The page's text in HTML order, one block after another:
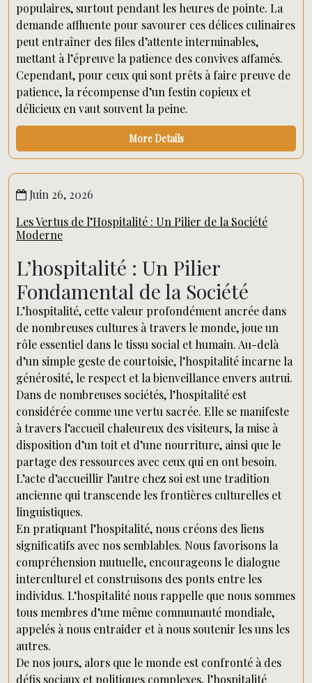
populaires, surtout pendant les heures de pointe. La
demande affluente pour savourer ces délices culinaires
peut entraîner des files d’attente interminables,
mettant à l’épreuve la patience des convives affamés.
Cependant, pour ceux qui sont prêts à faire preuve de
patience, la récompense d’un festin copieux et
délicieux en vaut souvent la peine.
More Details
Juin 26, 2026
Les Vertus de l’Hospitalité : Un Pilier de la Société
Moderne
L’hospitalité : Un Pilier
Fondamental de la Société
L’hospitalité, cette valeur profondément ancrée dans
de nombreuses cultures à travers le monde, joue un
rôle essentiel dans le tissu social et humain. Au-delà
d’un simple geste de courtoisie, l’hospitalité incarne la
générosité, le respect et la bienveillance envers autrui.
Dans de nombreuses sociétés, l’hospitalité est
considérée comme une vertu sacrée. Elle se manifeste
à travers l’accueil chaleureux des visiteurs, la mise à
disposition d’un toit et d’une nourriture, ainsi que le
partage des ressources avec ceux qui en ont besoin.
L’acte d’accueillir l’autre chez soi est une tradition
ancienne qui transcende les frontières culturelles et
linguistiques.
En pratiquant l’hospitalité, nous créons des liens
significatifs avec nos semblables. Nous favorisons la
compréhension mutuelle, encourageons le dialogue
interculturel et construisons des ponts entre les
individus. L’hospitalité nous rappelle que nous sommes
tous membres d’une même communauté mondiale,
appelés à nous entraider et à nous soutenir les uns les
autres.
De nos jours, alors que le monde est confronté à des
défis sociaux et politiques complexes, l’hospitalité